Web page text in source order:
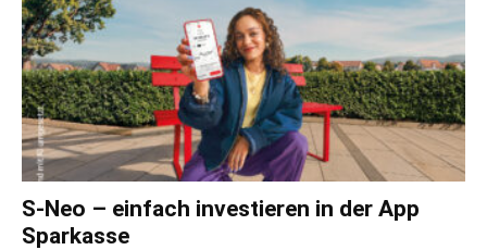
S-Neo – einfach investieren in der App
Sparkasse